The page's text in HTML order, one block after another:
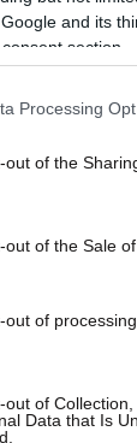
and its
section.
Processing
out of the
of the Sale
out of
out of
Data that Is